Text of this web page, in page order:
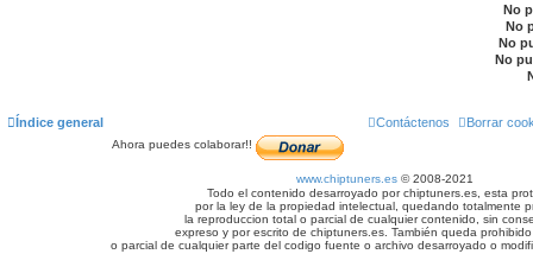
No
No
No
No
Índice general Borrar
Contáctenos
Ahora puedes colaborar!!
www.chiptuners.es © 2008-2021
Todo el contenido desarroyado por chiptuners.es, esta
por la ley de la propiedad intelectual, quedando totalmente
la reproduccion total o parcial de cualquier contenido, sin
expreso y por escrito de chiptuners.es. También queda
o parcial de cualquier parte del codigo fuente o archivo desarroyado o